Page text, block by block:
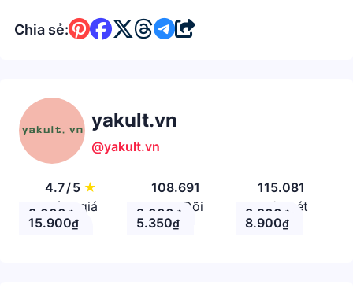
Chia sẻ:
yakult.vn
@yakult.vn
4.7/5 ★
Đánh giá
108.691
Theo Dõi
115.081
Nhận xét
8.000 ₫ 9.000 ₫ 8.900 ₫
15.900₫ 5.350₫ 8.900₫